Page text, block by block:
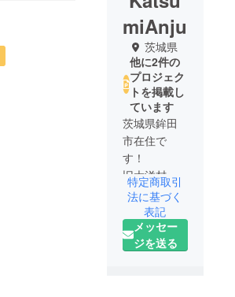
miAnju
茨城県
他に2件の
プロジェク
トを掲載し
ています
茨城県鉾田
市在住で
す！
旧大洋村に
生まれ、大
洋村育ちの
生粋の大洋
人です。
特定商取引
法に基づく
表記
メッセー
ジを送る